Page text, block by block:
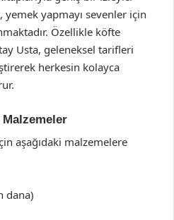
yapmayı sevenler için
Özellikle köfte
Usta, geleneksel tarifleri
herkesin kolayca
aşağıdaki malzemelere
dana)